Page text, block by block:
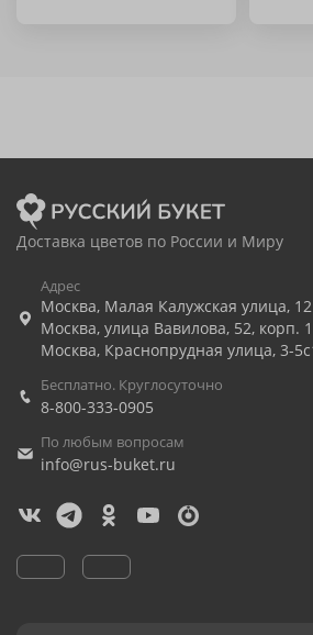
Доставка цветов по России и Миру
Адрес
Москва, Малая Калужская улица, 12
Москва, улица Вавилова, 52, корп. 1
Москва, Краснопрудная улица, 3-
Бесплатно. Круглосуточно
8-800-333-0905
По любым вопросам
info@rus-buket.ru